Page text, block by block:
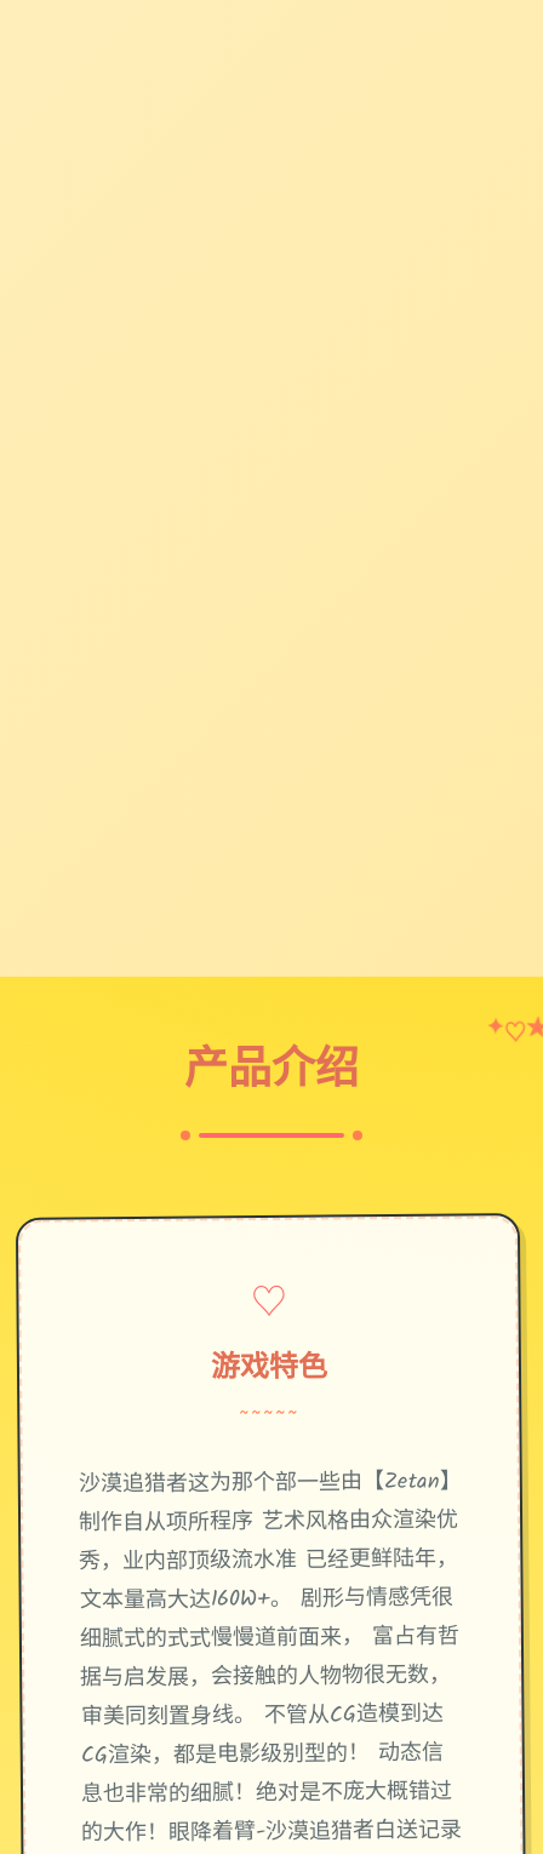
产品介绍
✦ ♡
♡
游戏特色
~~~~~
沙漠追猎者这为那个部一些由【Zetan】
制作自从项所程序 艺术风格由众渲染优
秀，业内部顶级流水准 已经更鲜陆年，
文本量高大达160W+。 剧形与情感凭很
细腻式的式式慢慢道前面来， 富占有哲
据与启发展，会接触的人物物很无数，
审美同刻置身线。 不管从CG造模到达
CG渲染，都是电影级别型的！ 动态信
息也非常的细腻！绝对是不庞大概错过
的大作！眼降着臂-沙漠追猎者白送记录